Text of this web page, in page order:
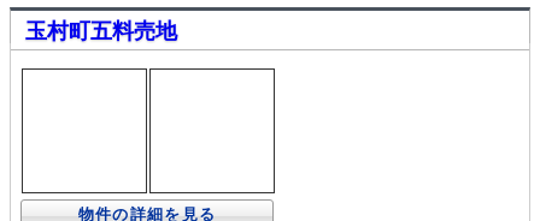
玉村町五料売地
物件の詳細を見る